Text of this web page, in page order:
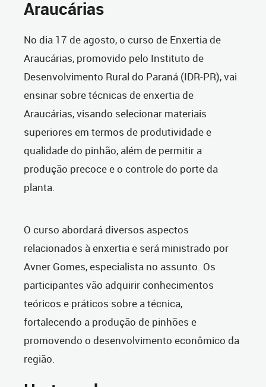
Araucárias
No dia 17 de agosto, o curso de Enxertia de
Araucárias, promovido pelo Instituto de
Desenvolvimento Rural do Paraná (IDR-PR), vai
ensinar sobre técnicas de enxertia de
Araucárias, visando selecionar materiais
superiores em termos de produtividade e
qualidade do pinhão, além de permitir a
produção precoce e o controle do porte da
planta.
O curso abordará diversos aspectos
relacionados à enxertia e será ministrado por
Avner Gomes, especialista no assunto. Os
participantes vão adquirir conhecimentos
teóricos e práticos sobre a técnica,
fortalecendo a produção de pinhões e
promovendo o desenvolvimento econômico da
região.